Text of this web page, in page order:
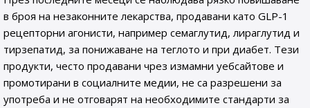
в броя на незаконните лекарства, продавани като GLP-1
рецепторни агонисти, например семаглутид, лираглутид и
тирзепатид, за понижаване на теглото и при диабет. Тези
продукти, често продавани чрез измамни уебсайтове и
промотирани в социалните медии, не са разрешени за
употреба и не отговарят на необходимите стандарти за